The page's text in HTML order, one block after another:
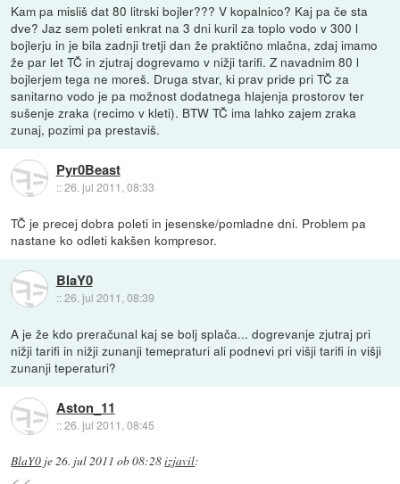
Kam pa misliš dat 80 litrski bojler??? V kopalnico? Kaj pa če sta
dve? Jaz sem poleti enkrat na 3 dni kuril za toplo vodo v 300 l
bojlerju in je bila zadnji tretji dan že praktično mlačna, zdaj imamo
že par let TČ in zjutraj dogrevamo v nižji tarifi. Z navadnim 80 l
bojlerjem tega ne moreš. Druga stvar, ki prav pride pri TČ za
sanitarno vodo je pa možnost dodatnega hlajenja prostorov ter
sušenje zraka (recimo v kleti). BTW TČ ima lahko zajem zraka
zunaj, pozimi pa prestaviš.
Pyr0Beast
::26. jul 2011, 08:33
TČ je precej dobra poleti in jesenske/pomladne dni. Problem pa
nastane ko odleti kakšen kompresor.
BlaY0
::26. jul 2011, 08:39
A je že kdo preračunal kaj se bolj splača... dogrevanje zjutraj pri
nižji tarifi in nižji zunanji temepraturi ali podnevi pri višji tarifi in višji
zunanji teperaturi?
Aston_11
::26. jul 2011, 08:45
BlaY0 je26. jul 2011 ob 08:28izjavil: